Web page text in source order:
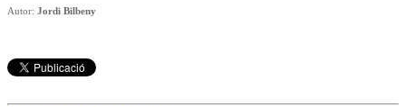
Autor: Jordi Bilbeny